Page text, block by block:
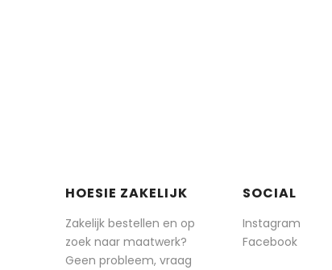
HOESIE ZAKELIJK
Zakelijk bestellen en op
zoek naar maatwerk?
Geen probleem, vraag
SOCIAL
Instagram
Facebook